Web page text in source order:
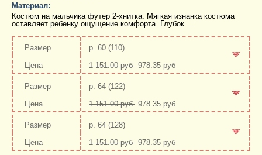
Материал:
Костюм на мальчика футер 2-хнитка. Мягкая изнанка костюма
оставляет ребенку ощущение комфорта. Глубок …
р. 60 (110)
1 151.00 руб 978.35 руб
-р. 64 (122)
1 151.00 руб 978.35 руб
-р. 64 (128)
1 151.00 руб 978.35 руб